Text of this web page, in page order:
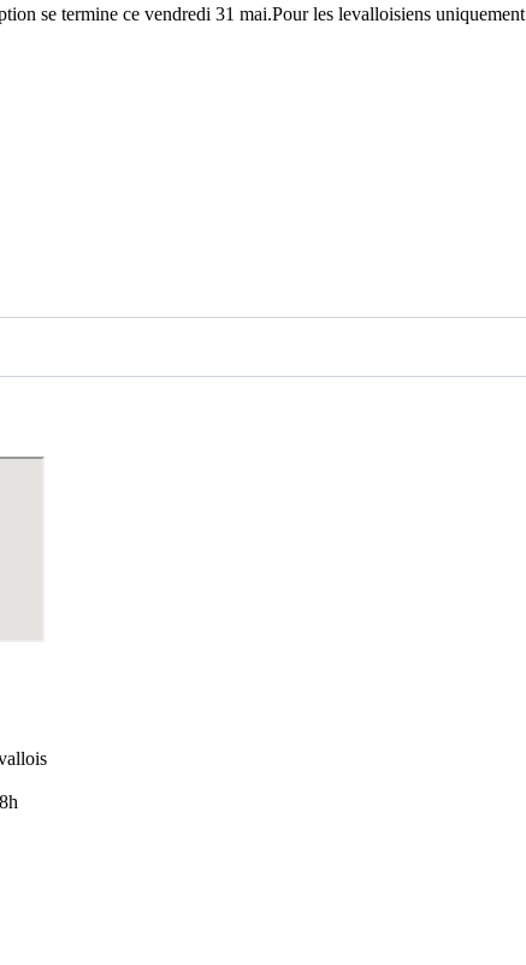
se termine ce vendredi 31 mai.Pour les levalloisiens uniquement